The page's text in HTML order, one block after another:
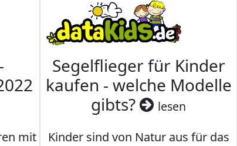
mit
Segelflieger für Kinder
kaufen - welche Modelle
gibts?
lesen
Kinder sind von Natur aus für das